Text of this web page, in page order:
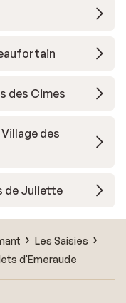
des Cimes
des
de Juliette
Les Saisies
d'Emeraude